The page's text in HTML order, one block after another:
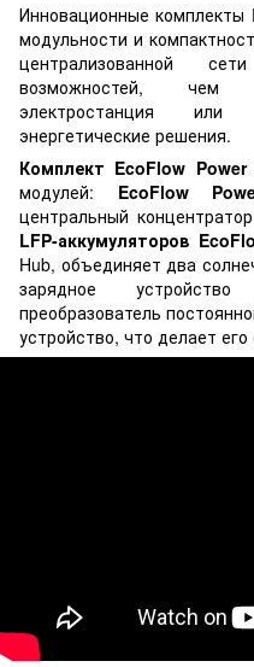
Инновационные комплекты
модульности и
централизованной
возможностей, чем
электростанция или
энергетические решения.
Комплект EcoFlow
модулей: EcoFlow
центральный
LFP-аккумуляторов
Hub, объединяет два
зарядное
преобразователь
устройство, что делает